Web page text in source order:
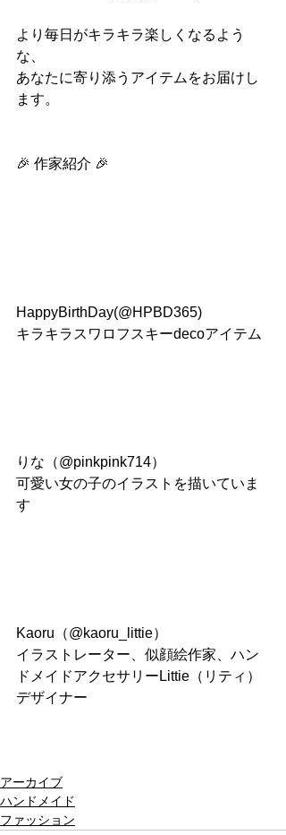
より毎日がキラキラ楽しくなるよう
な、
あなたに寄り添うアイテムをお届けし
ます。
🎉 作家紹介 🎉
HappyBirthDay(@HPBD365)
キラキラスワロフスキーdecoアイテム
りな（@pinkpink714）
可愛い女の子のイラストを描いていま
す
Kaoru（@kaoru_littie）
イラストレーター、似顔絵作家、ハン
ドメイドアクセサリーLittie（リティ）
デザイナー
アーカイブ
ハンドメイド
ファッション